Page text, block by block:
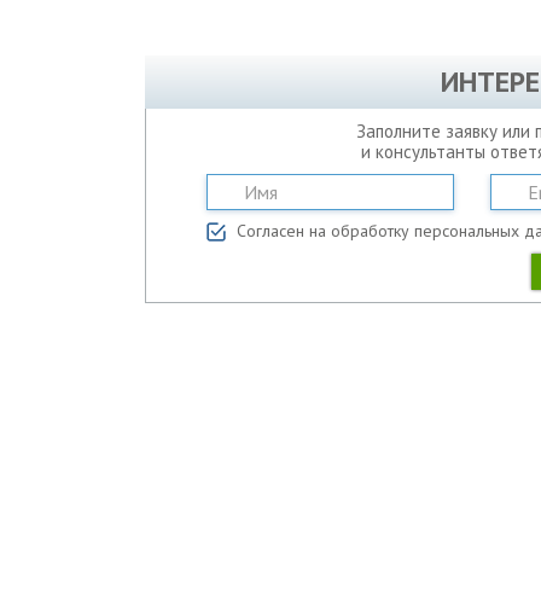
Заполните заявку
и консультанты
Согласен на обработку персональных